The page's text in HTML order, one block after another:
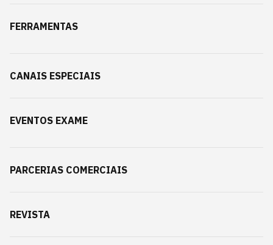
FERRAMENTAS
CANAIS ESPECIAIS
EVENTOS EXAME
PARCERIAS COMERCIAIS
REVISTA